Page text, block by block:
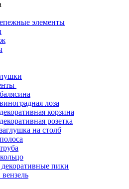
элементы
лоза
корзина
розетка
на столб
пики